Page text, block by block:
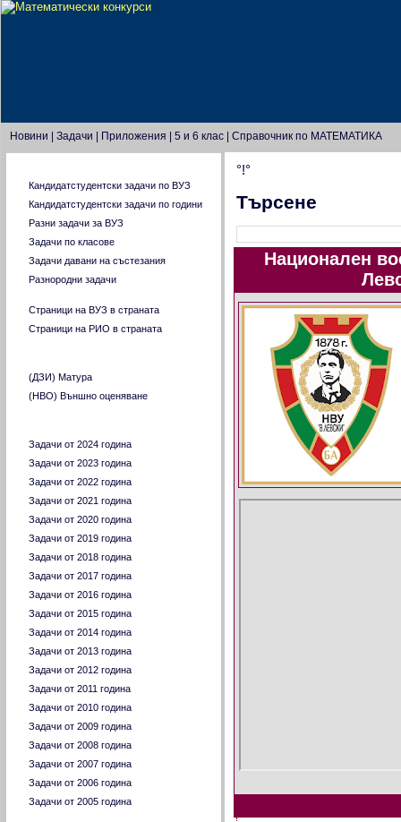
Новини Задачи Приложения 5 и 6 клас Справочник по МАТЕМАТИКА
Кандидатстудентски задачи по ВУЗ
Кандидатстудентски задачи по години
Разни задачи за ВУЗ
Задачи по класове
Задачи давани на състезания
Разнородни задачи
Страници на ВУЗ в страната
Страници на РИО в страната
(ДЗИ) Матура
(НВО) Външно оценяване
Задачи от 2024 година
Задачи от 2023 година
Задачи от 2022 година
Задачи от 2021 година
Задачи от 2020 година
Задачи от 2019 година
Задачи от 2018 година
Задачи от 2017 година
Задачи от 2016 година
Задачи от 2015 година
Задачи от 2014 година
Задачи от 2013 година
Задачи от 2012 година
Задачи от 2011 година
Задачи от 2010 година
Задачи от 2009 година
Задачи от 2008 година
Задачи от 2007 година
Задачи от 2006 година
Задачи от 2005 година
°!°
Търсене
Национален